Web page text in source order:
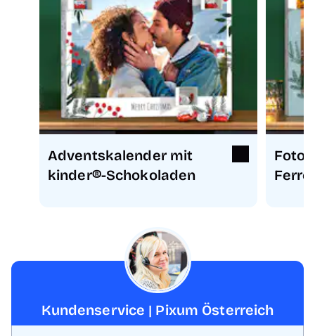
Adventskalender mit
kinder®-Schokoladen
Kundenservice | Pixum Österreich